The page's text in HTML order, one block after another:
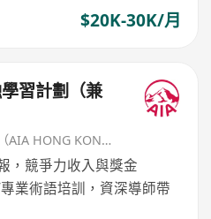
$20K-30K/月
習計劃（兼
AIA International Limited（AIA HONG KONG）
，競爭力收入與獎金
業術語培訓，資深導師帶